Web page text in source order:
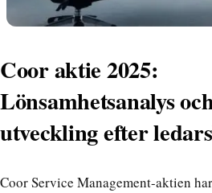
Coor aktie 2025:
Lönsamhetsanalys
utveckling efter
Coor Service Management-aktien